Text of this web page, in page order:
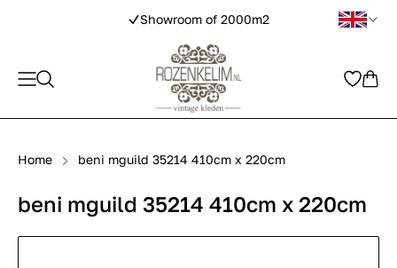
Showroom of 2000m2
Home beni mguild 35214 410cm x 220cm
beni mguild 35214 410cm x 220cm